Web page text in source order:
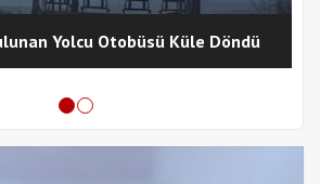
Yolcu Otobüsü Küle Döndü